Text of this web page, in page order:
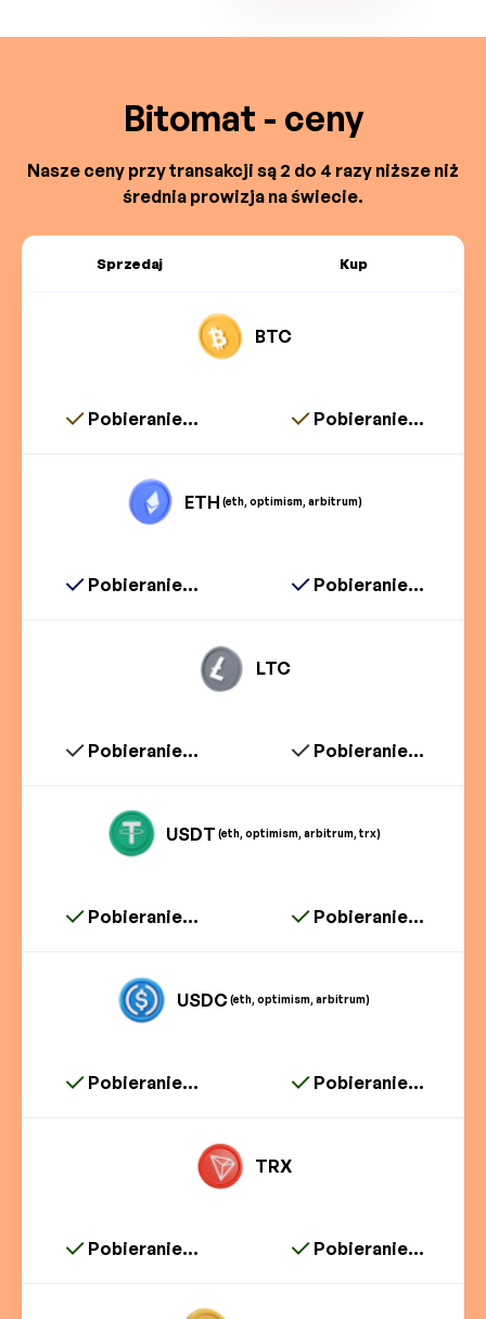
Bitomat - ceny
Nasze ceny przy transakcji są 2 do 4 razy niższe niż
średnia prowizja na świecie.
Sprzedaj Kup
BTC
Pobieranie... Pobieranie...
ETH (eth, optimism, arbitrum)
Pobieranie... Pobieranie...
LTC
Pobieranie... Pobieranie...
USDT (eth, optimism, arbitrum, trx)
Pobieranie... Pobieranie...
USDC(eth, optimism, arbitrum)
Pobieranie... Pobieranie...
TRX
Pobieranie... Pobieranie...